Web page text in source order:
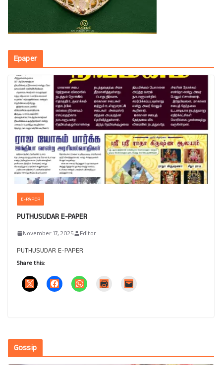
Epaper
E-PAPER
PUTHUSUDAR E-PAPER
November 17, 2025 Editor
PUTHUSUDAR E-PAPER
Share this:
Gossip